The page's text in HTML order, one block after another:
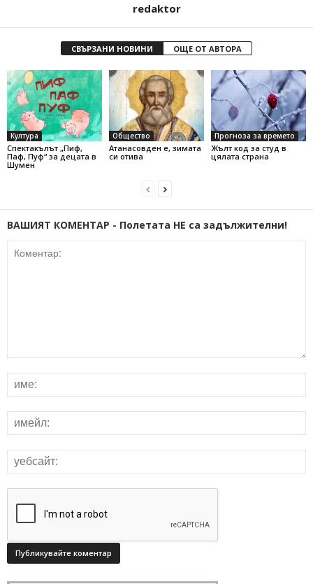
redaktor
СВЪРЗАНИ НОВИНИ ОЩЕ ОТ АВТОРА
Култура
Спектакълът „Пиф,
Паф, Пуф“ за децата в
Шумен
Общество
Атанасовден е, зимата
си отива
Прогноза за времето
Жълт код за студ в
цялата страна
ВАШИЯТ КОМЕНТАР - Полетата НЕ са задължителни!